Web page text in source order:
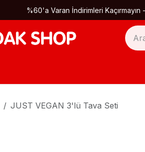
%60'a Varan İndirimleri Kaçırmayın
JUST VEGAN 3'lü Tava Seti